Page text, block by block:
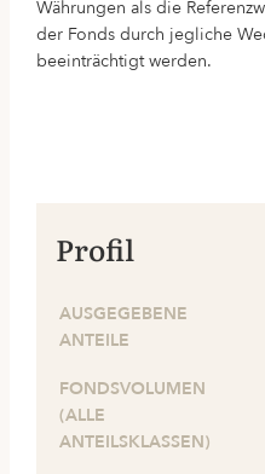
Währungen als die
der Fonds durch jegliche
beeinträchtigt werden.
Profil
AUSGEGEBENE
ANTEILE
FONDSVOLUMEN
(ALLE
ANTEILSKLASSEN)